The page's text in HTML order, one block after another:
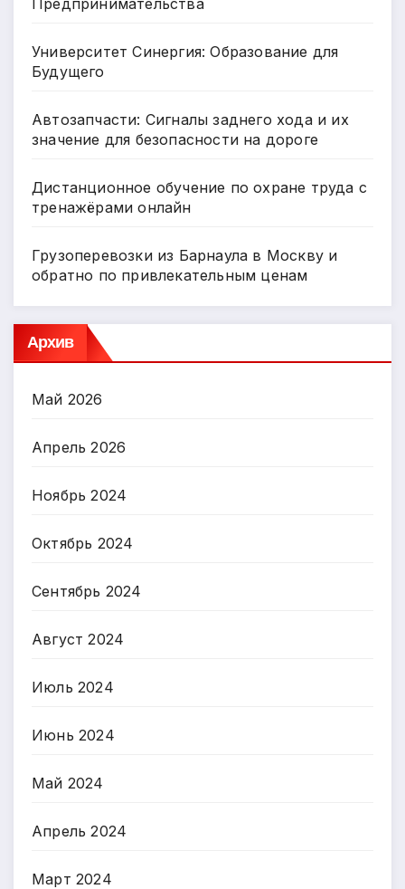
Предпринимательства
Университет Синергия: Образование для
Будущего
Автозапчасти: Сигналы заднего хода и их
значение для безопасности на дороге
Дистанционное обучение по охране труда с
тренажёрами онлайн
Грузоперевозки из Барнаула в Москву и
обратно по привлекательным ценам
Архив
Май 2026
Апрель 2026
Ноябрь 2024
Октябрь 2024
Сентябрь 2024
Август 2024
Июль 2024
Июнь 2024
Май 2024
Апрель 2024
Март 2024